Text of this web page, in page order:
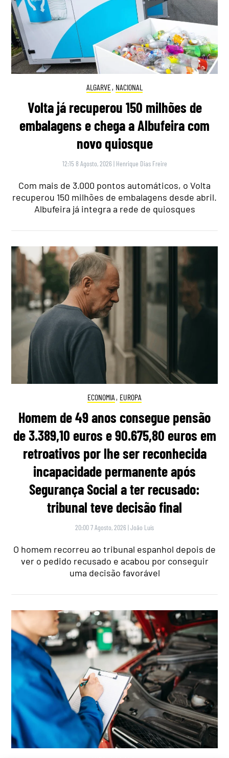
ALGARVE, NACIONAL
Volta já recuperou 150 milhões de
embalagens e chega a Albufeira com
novo quiosque
12:15 8 Agosto, 2026 | Henrique Dias Freire
Com mais de 3.000 pontos automáticos, o Volta
recuperou 150 milhões de embalagens desde abril.
Albufeira já integra a rede de quiosques
ECONOMIA , EUROPA
Homem de 49 anos consegue pensão
de 3.389,10 euros e 90.675,80 euros em
retroativos por lhe ser reconhecida
incapacidade permanente após
Segurança Social a ter recusado:
tribunal teve decisão final
20:00 7 Agosto, 2026 |João Luís
O homem recorreu ao tribunal espanhol depois de
ver o pedido recusado e acabou por conseguir
uma decisão favorável